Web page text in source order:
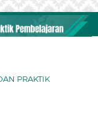
PRAKTIK